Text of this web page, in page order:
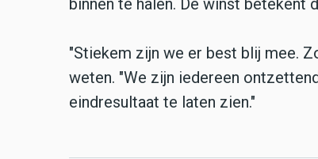
binnen te halen. De winst
"Stiekem zijn we er best blij mee.
weten. "We zijn iedereen
eindresultaat te laten zien."